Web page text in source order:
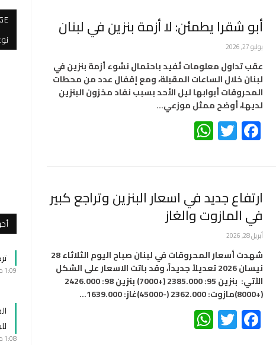
أبو شقرا يطمئن: لا أزمة بنزين في لبنان
يوليو 27, 2026
عقب تداول معلومات تُفيد باحتمال نشوء أزمة بنزين في
لبنان خلال الساعات المقبلة، ومع إقفال عدد من محطات
المحروقات أبوابها ليل الأحد بسبب نفاد مخزون البنزين
لديها، أوضح ممثل موزعي…
Facebook
Twitter
ارتفاع جديد في اسعار البنزين وتراجع كبير
في المازوت والغاز
أبريل 28, 2026
شهدت أسعار المحروقات في لبنان صباح اليوم الثلاثاء 28
نيسان 2026 تعديلاً جديداً، وقد باتت الاسعار على الشكل
الآتي: بنزين 95: 2385.000 (+7000) بنزين 98: 2426.000
(+8000)مازوت: 2362.000 (-45000)غاز: 1639.000…
Facebook
Twitter
1:09 م
1:08 م